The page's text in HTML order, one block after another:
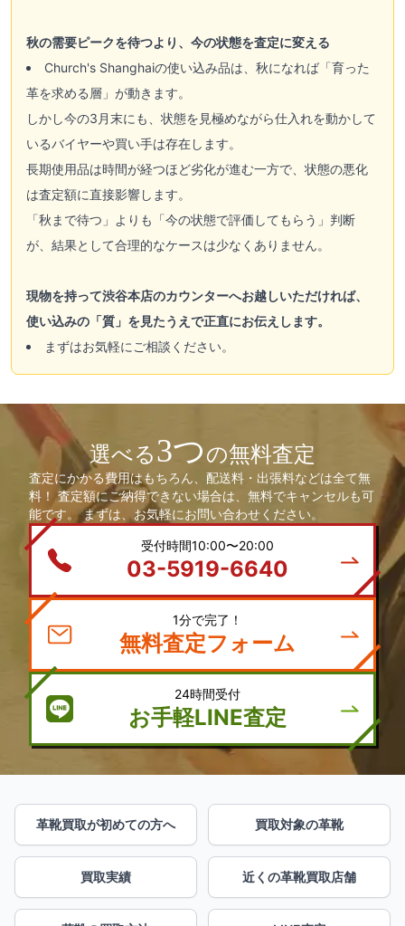
秋の需要ピークを待つより、今の状態を査定に変える
Church's Shanghaiの使い込み品は、秋になれば「育った
革を求める層」が動きます。
しかし今の3月末にも、状態を見極めながら仕入れを動かして
いるバイヤーや買い手は存在します。
長期使用品は時間が経つほど劣化が進む一方で、状態の悪化
は査定額に直接影響します。
「秋まで待つ」よりも「今の状態で評価してもらう」判断
が、結果として合理的なケースは少なくありません。
現物を持って渋谷本店のカウンターへお越しいただければ、
使い込みの「質」を見たうえで正直にお伝えします。
まずはお気軽にご相談ください。
選べる3つの無料査定
査定にかかる費用はもちろん、配送料・出張料などは全て無
料！ 査定額にご納得できない場合は、無料でキャンセルも可
能です。 まずは、お気軽にお問い合わせください。
受付時間10:00〜20:00
03-5919-6640
1分で完了！
無料査定フォーム
24時間受付
お手軽LINE査定
革靴買取が初めての方へ 買取対象の革靴
買取実績 近くの革靴買取店舗